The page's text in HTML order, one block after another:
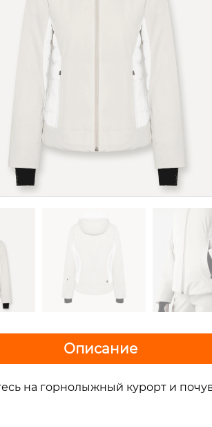
Описание
на горнолыжный курорт и